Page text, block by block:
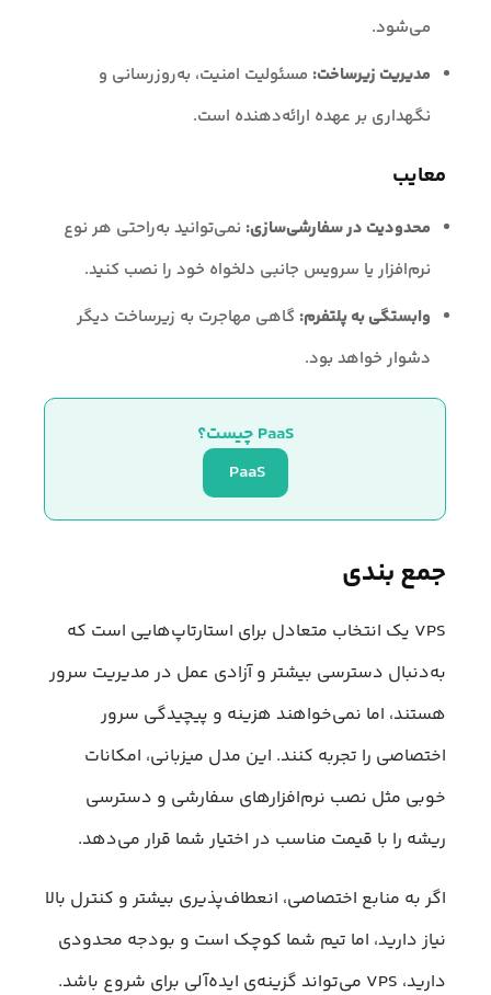
می‌شود.
مدیریت زیرساخت: مسئولیت امنیت، به‌روزرسانی و
نگهداری بر عهده ارائه‌دهنده است.
معایب
محدودیت در سفارشی‌سازی: نمی‌توانید به‌راحتی هر نوع
نرم‌افزار یا سرویس جانبی دلخواه خود را نصب کنید.
وابستگی به پلتفرم: گاهی مهاجرت به زیرساخت دیگر
دشوار خواهد بود.
PaaS چیست؟
PaaS
جمع بندی
VPS یک انتخاب متعادل برای استارتاپ‌هایی است که
به‌دنبال دسترسی بیشتر و آزادی عمل در مدیریت سرور
هستند، اما نمی‌خواهند هزینه و پیچیدگی سرور
اختصاصی را تجربه کنند. این مدل میزبانی، امکانات
خوبی مثل نصب نرم‌افزارهای سفارشی و دسترسی
ریشه را با قیمت مناسب در اختیار شما قرار می‌دهد.
اگر به منابع اختصاصی، انعطاف‌پذیری بیشتر و کنترل بالا
نیاز دارید، اما تیم شما کوچک است و بودجه محدودی
دارید، VPS می‌تواند گزینه‌ی ایده‌آلی برای شروع باشد.